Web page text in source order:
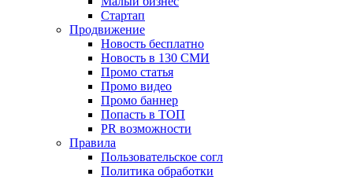
Стартап
Продвижение
Новость бесплатно
Новость в 130 СМИ
Промо статья
Промо видео
Промо баннер
Попасть в ТОП
PR возможности
Правила
Пользовательское согл
Политика обработки